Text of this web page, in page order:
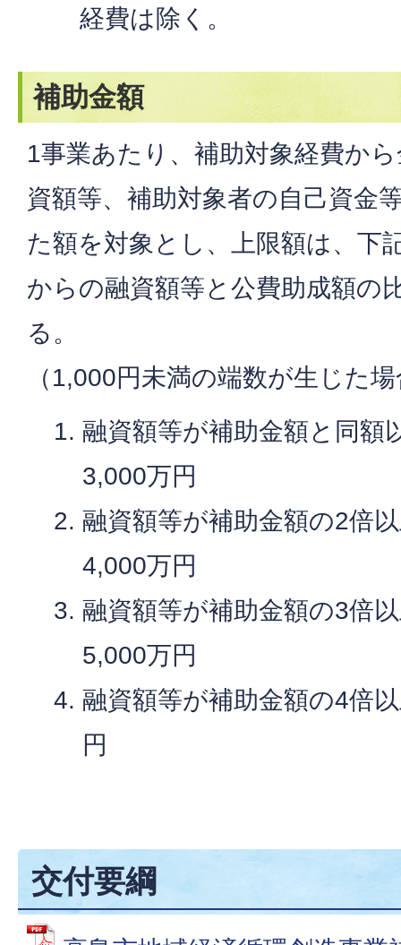
経費は除く。
補助金額
1事業あたり、補助対象経費か
資額等、補助対象者の自己資金
た額を対象とし、上限額は、下
からの融資額等と公費助成額の
る。
（1,000円未満の端数が生じた
融資額等が補助金額と同額
3,000万円
融資額等が補助金額の2倍
4,000万円
融資額等が補助金額の3倍
5,000万円
融資額等が補助金額の4倍
円
交付要綱